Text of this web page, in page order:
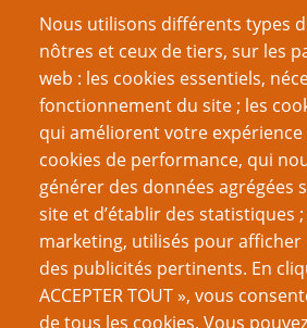
Nous utilisons différents types
nôtres et ceux de tiers, sur les
web : les cookies essentiels,
fonctionnement du site ; les
qui améliorent votre
cookies de performance, qui
générer des données agrégées
site et d’établir des statistiques
marketing, utilisés pour
des publicités pertinents. En
ACCEPTER TOUT », vous
de tous les cookies. Vous
Recherche
Nom d'utilisateur
Mot de passe